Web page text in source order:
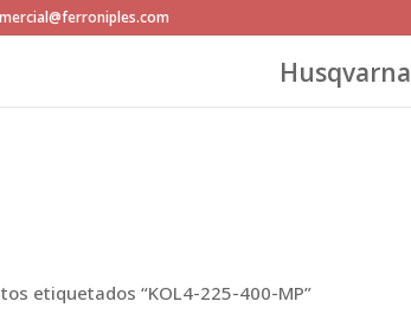
Husqvarna
etiquetados “KOL4-225-400-MP”